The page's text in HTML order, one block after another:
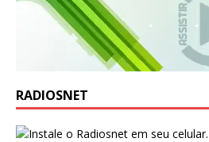
RADIOSNET